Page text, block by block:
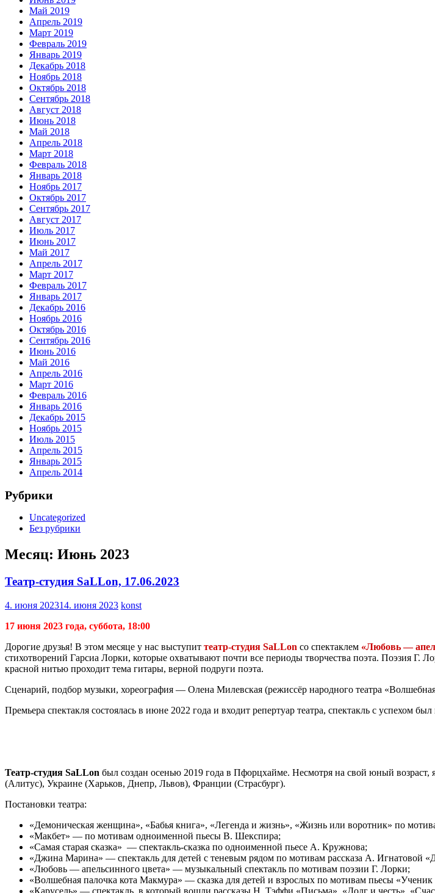
Май 2019
Апрель 2019
Март 2019
Февраль 2019
Январь 2019
Декабрь 2018
Ноябрь 2018
Октябрь 2018
Сентябрь 2018
Август 2018
Июнь 2018
Май 2018
Апрель 2018
Март 2018
Февраль 2018
Январь 2018
Ноябрь 2017
Октябрь 2017
Сентябрь 2017
Август 2017
Июль 2017
Июнь 2017
Май 2017
Апрель 2017
Март 2017
Февраль 2017
Январь 2017
Декабрь 2016
Ноябрь 2016
Октябрь 2016
Сентябрь 2016
Июнь 2016
Май 2016
Апрель 2016
Март 2016
Февраль 2016
Январь 2016
Декабрь 2015
Ноябрь 2015
Июль 2015
Апрель 2015
Январь 2015
Апрель 2014
Рубрики
Uncategorized
Без рубрики
Месяц: Июнь 2023
Театр-студия SaLLon, 17.06.2023
4. июня 202314. июня 2023 konst
17 июня 2023 года, суббота, 18:00
Дорогие друзья! В этом месяце у нас выступит театр-студия SaLLon со спектаклем «Любовь —
стихотворений Гарсиа Лорки, которые охватывают почти все периоды творчества поэта. Поэзия Г.
красной нитью проходит тема гитары, верной подруги поэта.
Сценарий, подбор музыки, хореография — Олена Милевская (режиссёр народного театра
Премьера спектакля состоялась в июне 2022 года и входит репертуар театра, спектакль с успехом
Театр-студия SaLLon был создан осенью 2019 года в Пфорцхайме. Несмотря на свой юный возраст,
(Алитус), Украине (Харьков, Днепр, Львов), Франции (Страсбург).
Постановки театра:
«Демоническая женщина», «Бабья книга», «Легенда и жизнь», «Жизнь или воротник» по
«Макбет» — по мотивам одноименной пьесы В. Шекспира;
«Самая старая сказка» — спектакль-сказка по одноименной пьесе А. Кружнова;
«Джина Марина» — спектакль для детей с теневым рядом по мотивам рассказа А. Игнатовой
«Любовь — апельсинного цвета» — музыкальный спектакль по мотивам поэзии Г. Лорки;
«Волшебная палочка кота Макмура» — сказка для детей и взрослых по мотивам пьесы «Ученик
«Карусель» — спектакль, в который вошли рассказы Н. Тэффи «Письма», «Долг и честь»,